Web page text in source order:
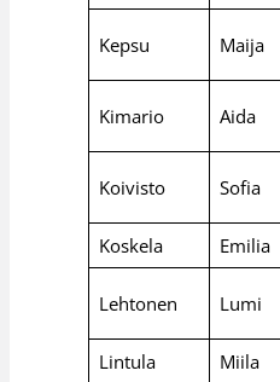
Kepsu Maija
Kimario Aida
Koivisto Sofia
Koskela
Emilia
Lehtonen Lumi
Lintula
Miila